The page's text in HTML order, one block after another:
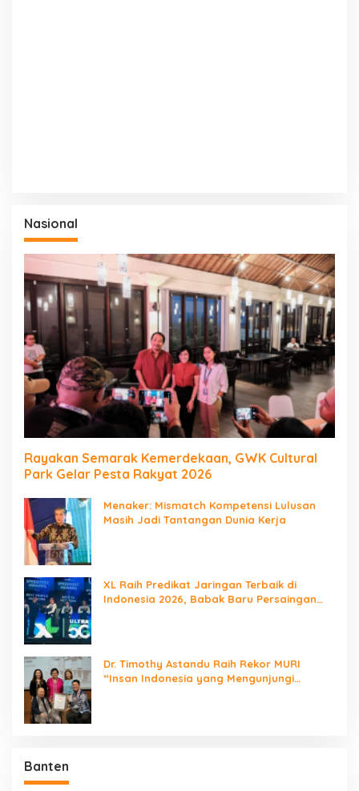
Nasional
Rayakan Semarak Kemerdekaan, GWK Cultural
Park Gelar Pesta Rakyat 2026
Menaker: Mismatch Kompetensi Lulusan
Masih Jadi Tantangan Dunia Kerja
XL Raih Predikat Jaringan Terbaik di
Indonesia 2026, Babak Baru Persaingan
Dr. Timothy Astandu Raih Rekor MURI
“Insan Indonesia yang Mengunjungi
Banten